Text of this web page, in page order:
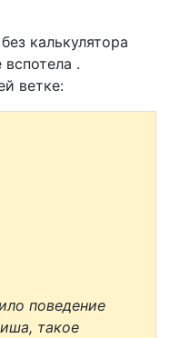
калькулятора
.
ветке:
поведение
такое